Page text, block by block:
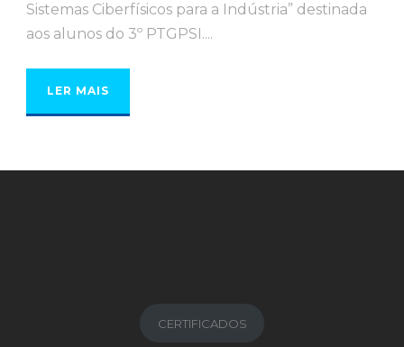
Sistemas Ciberfísicos para a Indústria” destinada
aos alunos do 3º PTGPSI....
LER MAIS
CERTIFICADOS